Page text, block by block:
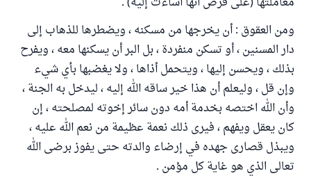
ومن العقوق : أن يخرجها من مسكنه ، ويضطرها للذهاب إلى
دار المسنين ، أو تسكن منفردة ، بل البر أن يسكنها معه ، ويفرح
بذلك ، ويحسن إليها ، ويتحمل أذاها ، ولا يغضبها بأي شيء
وإن قل ، وليعلم أن هذا خير ساقه الله إليه ، ليدخل به الجنة ،
وأن الله اختصه بخدمة أمه دون سائر إخوته لمصلحته ، إن
كان يعقل ويفهم ، فيرى ذلك نعمة عظيمة من نعم الله عليه ،
ويبذل قصارى جهده في إرضاء والدته حتى يفوز برضى الله
تعالى الذي هو غاية كل مؤمن .